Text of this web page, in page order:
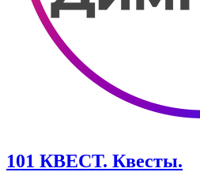
101 КВЕСТ. Квесты.